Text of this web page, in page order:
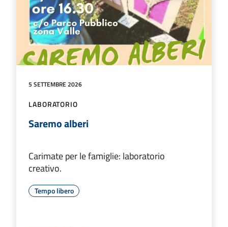
5 SETTEMBRE 2026
LABORATORIO
Saremo alberi
Carimate per le famiglie: laboratorio
creativo.
Tempo libero